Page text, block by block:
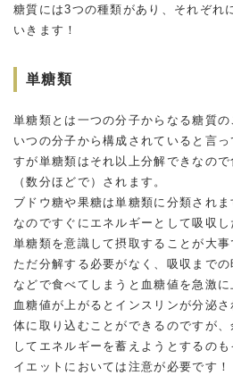
糖質には3つの種類があり、それぞれ
いきます！
単糖類
単糖類とは一つの分子からなる糖質の
いつの分子から構成されていると言
すが単糖類はそれ以上分解できなの
（数分ほどで）されます。
ブドウ糖や果糖は単糖類に分類されま
なのですぐにエネルギーとして吸収
単糖類を意識して摂取することが大事
ただ分解する必要がなく、吸収まで
などで食べてしまうと血糖値を急激に
血糖値が上がるとインスリンが分泌
体に取り込むことができるのですが
してエネルギーを蓄えようとするの
イエットにおいては注意が必要です！